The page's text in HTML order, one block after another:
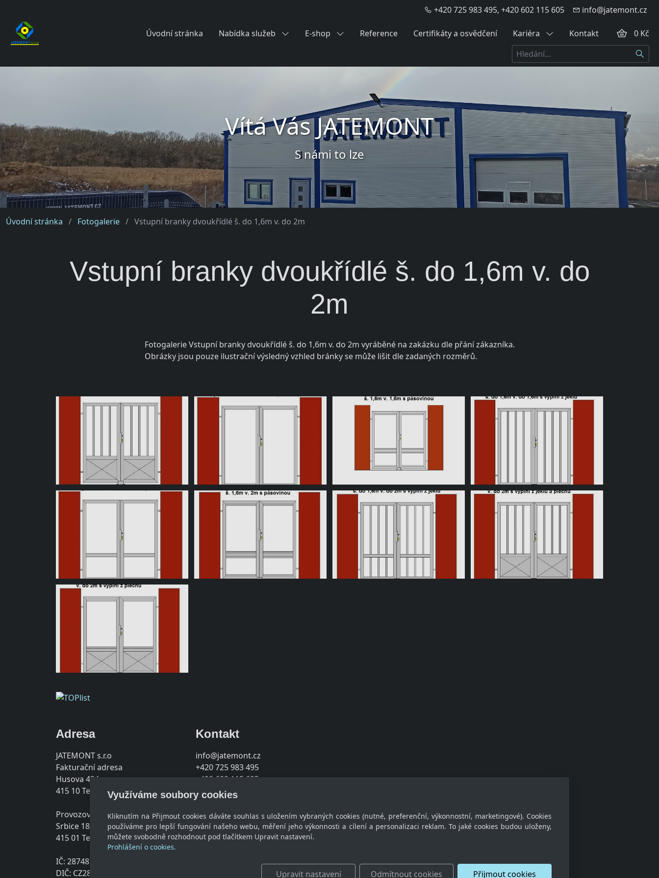
+420 725 983 495, +420 602 115 605 info@jatemont.cz
Úvodní stránka Nabídka služeb E-shop Reference Certifikáty a osvědčení Kariéra Kontakt
0 Kč
Hledat
Vítá Vás JATEMONT
S námi to lze
Úvodní stránka Fotogalerie Vstupní branky dvoukřídlé š. do 1,6m v. do 2m
Vstupní branky dvoukřídlé š. do 1,6m v. do
2m
Fotogalerie Vstupní branky dvoukřídlé š. do 1,6m v. do 2m vyráběné na zakázku dle přání zákazníka.
Obrázky jsou pouze ilustrační výsledný vzhled bránky se může lišit dle zadaných rozměrů.
Adresa
JATEMONT s.r.o
Fakturační adresa
Husova 434
415 10 Teplice
Provozovna
Srbice 189
415 01 Teplice
IČ: 28748719
DIČ: CZ28748719
Kontakt
info@jatemont.cz
+420 725 983 495
+420 602 115 605
Využíváme soubory cookies
Kliknutím na Přijmout cookies dáváte souhlas s uložením vybraných cookies (nutné, preferenční, výkonnostní, marketingové). Cookies
používáme pro lepší fungování našeho webu, měření jeho výkonnosti a cílení a personalizaci reklam. To jaké cookies budou uloženy,
můžete svobodně rozhodnout pod tlačítkem Upravit nastavení.
Prohlášení o cookies.
Upravit nastavení Odmítnout cookies Přijmout cookies